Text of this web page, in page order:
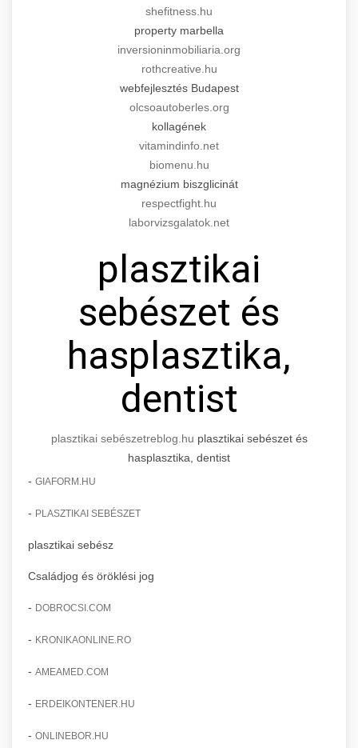
shefitness.hu
property marbella
inversioninmobiliaria.org
rothcreative.hu
webfejlesztés Budapest
olcsoautoberles.org
kollagének
vitamindinfo.net
biomenu.hu
magnézium biszglicinát
respectfight.hu
laborvizsgalatok.net
plasztikai
sebészet és
hasplasztika,
dentist
plasztikai sebészetreblog.hu plasztikai sebészet és
hasplasztika, dentist
- GIAFORM.HU
- PLASZTIKAI SEBÉSZET
plasztikai sebész
Családjog és öröklési jog
- DOBROCSI.COM
- KRONIKAONLINE.RO
- AMEAMED.COM
- ERDEIKONTENER.HU
- ONLINEBOR.HU